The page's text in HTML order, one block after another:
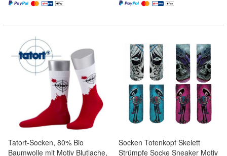
Tatort-Socken, 80% Bio
Baumwolle mit Motiv Blutlache,
Socken Totenkopf Skelett
Strümpfe Socke Sneaker Motiv